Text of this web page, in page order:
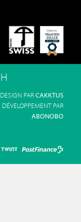
DESIGN PARCAKKTUS
DÉVELOPPEMENT PAR
ABONOBO